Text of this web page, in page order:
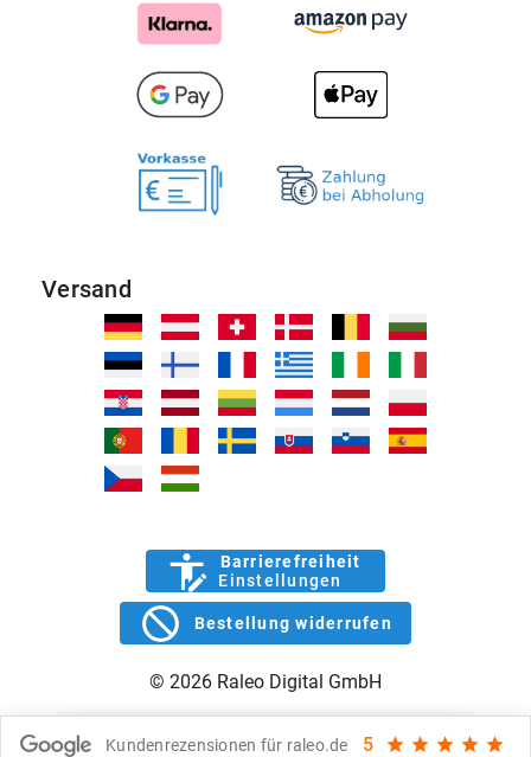
Versand
Barrierefreiheit
Einstellungen
Bestellung widerrufen
© 2026 Raleo Digital GmbH
Kundenrezensionen für raleo.de 5